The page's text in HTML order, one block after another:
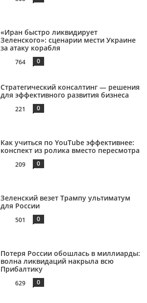
«Иран быстро ликвидирует
Зеленского»: сценарии мести Украине
за атаку корабля
764 0
Стратегический консалтинг — решения
для эффективного развития бизнеса
221 0
Как учиться по YouTube эффективнее:
конспект из ролика вместо пересмотра
209 0
Зеленский везет Трампу ультиматум
для России
501 0
Потеря России обошлась в миллиарды:
волна ликвидаций накрыла всю
Прибалтику
629 0